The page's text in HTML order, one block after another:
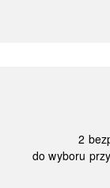
2
do wyboru